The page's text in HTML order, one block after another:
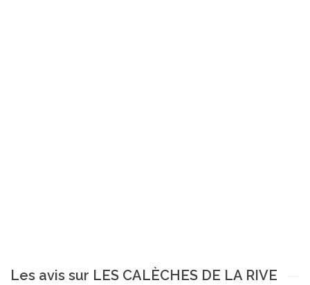
Les avis sur LES CALÈCHES DE LA RIVE